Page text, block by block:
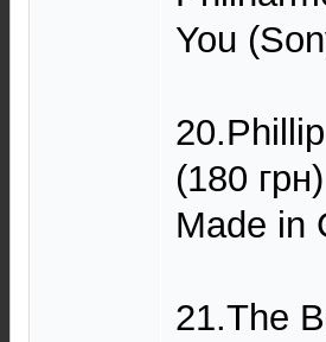
You
(180 грн)
Made in
21.The